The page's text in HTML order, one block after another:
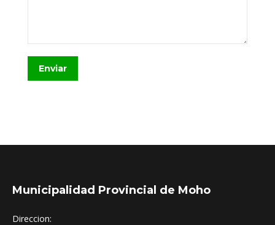
Enviar
Municipalidad Provincial de Moho
Direccion: